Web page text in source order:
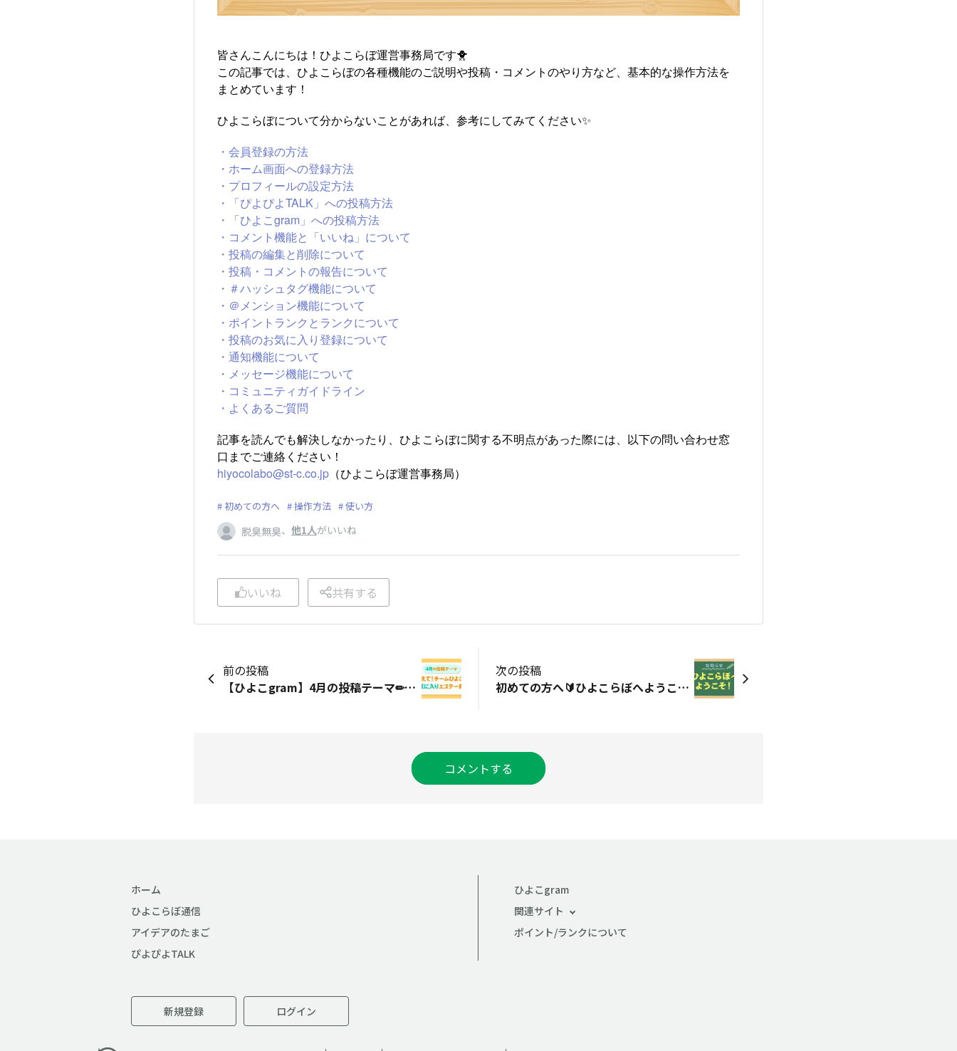
皆さんこんにちは！ひよこらぼ運営事務局です🐥
この記事では、ひよこらぼの各種機能のご説明や投稿・コメントのやり方など、基本的な操作方法を
まとめています！
ひよこらぼについて分からないことがあれば、参考にしてみてください✨
・会員登録の方法
・ホーム画面への登録方法
・プロフィールの設定方法
・「ぴよぴよTALK」への投稿方法
・「ひよこgram」への投稿方法
・コメント機能と「いいね」について
・投稿の編集と削除について
・投稿・コメントの報告について
・＃ハッシュタグ機能について
・＠メンション機能について
・ポイントランクとランクについて
・投稿のお気に入り登録について
・通知機能について
・メッセージ機能について
・コミュニティガイドライン​
・よくあるご質問​
記事を読んでも解決しなかったり、ひよこらぼに関する不明点があった際には、以下の問い合わせ窓
口までご連絡ください！
hiyocolabo@st-c.co.jp （ひよこらぼ運営事務局）
初めての方へ 操作方法 使い方
脱臭無臭、 他1人がいいね
いいね 共有する
前の投稿
【ひよこgram】4月の投稿テーマ✏「教えて！チームひよこのお気に入りエステー商品」🐣💕
次の投稿
初めての方へ🔰ひよこらぼへようこそ！
コメントする
ホーム
ひよこらぼ通信
アイデアのたまご
ぴよぴよTALK
ひよこgram
関連サイト
ポイント/ランクについて
新規登録 ログイン